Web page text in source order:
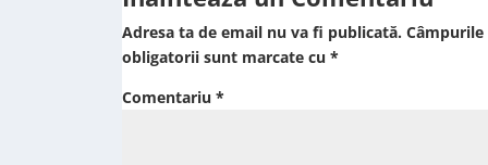
Adresa ta de email nu va fi publicată. Câmpurile
obligatorii sunt marcate cu *
Comentariu *